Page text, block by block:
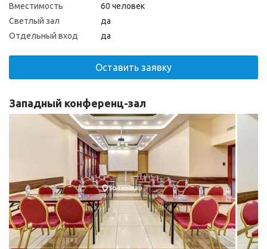
Вместимость
60 человек
Светлый зал
да
Отдельный вход
да
Оставить заявку
Западный конференц-зал